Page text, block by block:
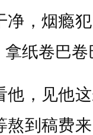
净，烟瘾
纸卷巴
，见他这
熬到稿费